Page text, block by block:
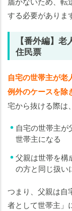
する必要がありま
【番外編】
住民票
自宅の世帯主が老
例外のケースを除
宅から抜ける際は
自宅の世帯主が
世帯主になる
父親は世帯を構
の方と同じ扱い
つまり、父親は自
者として世帯主」